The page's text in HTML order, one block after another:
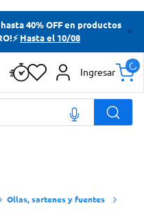
hasta 40% OFF en productos
Hasta el 10/08
Ingresar
Ollas, sartenes y fuentes